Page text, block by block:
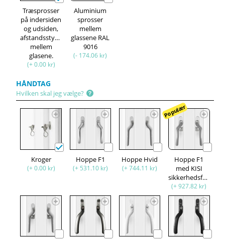
Træsprosser
på indersiden
og udsiden,
afstandsstykke
mellem
glasene.
(+ 0.00 kr)
Aluminium
sprosser
mellem
glassene RAL
9016
(- 174.06 kr)
HÅNDTAG
Hvilken skal jeg vælge?
Kroger
(+ 0.00 kr)
Hoppe F1
(+ 531.10 kr)
Hoppe Hvid
(+ 744.11 kr)
Populær
Hoppe F1
med KISI
sikkerhedsfunktion
(+ 927.82 kr)